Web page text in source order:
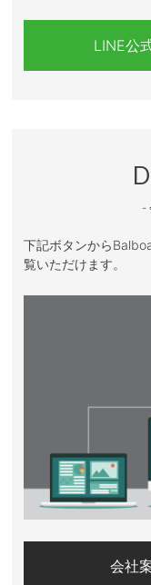
LINE公
-
下記ボタンから
覧いただけます。
会社